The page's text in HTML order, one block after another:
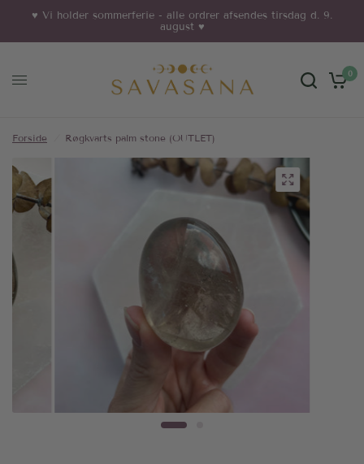
♥︎ Vi holder sommerferie - alle ordrer afsendes tirsdag d. 9.
august ♥︎
0
Forside Røgkvarts palm stone (OUTLET)